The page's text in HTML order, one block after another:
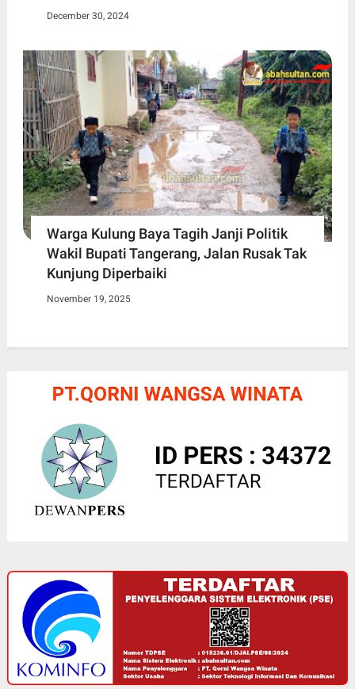
December 30, 2024
Warga Kulung Baya Tagih Janji Politik
Wakil Bupati Tangerang, Jalan Rusak Tak
Kunjung Diperbaiki
November 19, 2025